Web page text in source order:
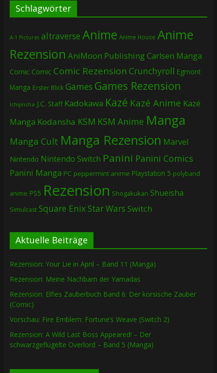
Schlagwörter
A-1 Pictures altraverse Anime Anime House Anime
Rezension AniMoon PublishingCarlsen Manga
Comic Comic Comic Rezension Crunchyroll Egmont
Manga Erster Blick Games Games Rezension
Ichijinsha J.C. Staff Kadokawa Kazé Kazé Anime Kazé
Manga Kodansha KSM KSM Anime Manga
Manga Cult Manga Rezension Marvel
Nintendo Nintendo Switch Panini Panini Comics
Panini Manga PC peppermint anime Playstation 5 polyband
anime PS5 Rezension Shogakukan Shueisha
Simulcast Square EnixStar Wars Switch
Aktuelle Beiträge
Rezension: Your Lie in April – Band 11 (Manga)
Rezension: Meine Nachbarn der Yamadas
Rezension: Elfies Zauberbuch Band 6: Der korsische Zauber
(Comic)
Vorschau: Fire Emblem: Fortune’s Weave (Switch 2)
Rezension: A Wild Last Boss Appeared! – Der
schwarzgeflügelte Overlord – Band 5 (Manga)